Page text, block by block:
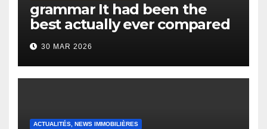
grammar It had been the
best actually ever compared
to it’s the top actually?
English Vocabulary Learners
Heap Change
30 MAR 2026
ACTUALITÉS, NEWS IMMOBILIÈRES